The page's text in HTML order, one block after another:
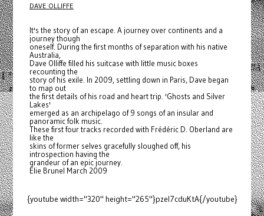
DAVE OLLIFFE
It's the story of an escape. A journey over continents and a
journey though
oneself. During the first months of separation with his native
Australia,
Dave Olliffe filled his suitcase with little music boxes
recounting the
story of his exile. In 2009, settling down in Paris, Dave began
to map out
the first details of his road and heart trip. 'Ghosts and Silver
Lakes'
emerged as an archipelago of 9 songs of an insular and
panoramic folk music.
These first four tracks recorded with Frédéric D. Oberland are
like the
skins of former selves gracefully sloughed off, his
introspection having the
grandeur of an epic journey.
Elie Brunel March 2009
{youtube width="320" height="265"}pzel7cduKtA{/youtube}